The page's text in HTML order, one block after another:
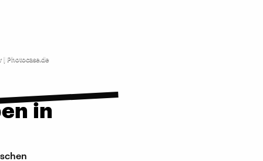
| Photocase.de
in